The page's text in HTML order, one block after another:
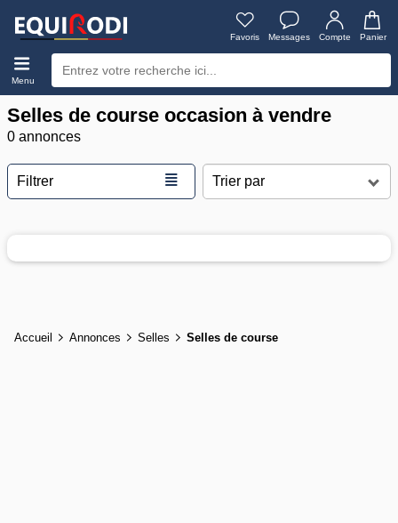
Favoris Messages Compte Panier
Menu
Selles de course occasion à vendre
0 annonces
Filtrer ≣
Accueil Annonces Selles Selles de course